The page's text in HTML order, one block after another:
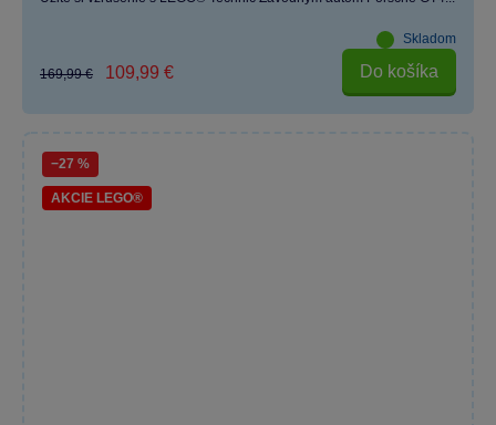
Skladom
169,99 € 109,99 € Do košíka
−27 %
AKCIE LEGO®